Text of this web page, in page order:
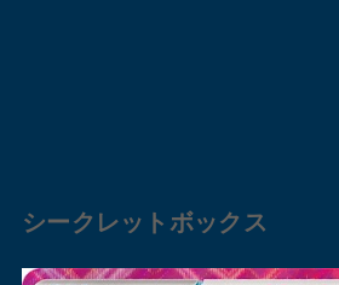
シークレットボックス